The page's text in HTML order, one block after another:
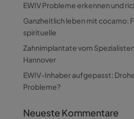
EWIV Probleme erkennen und
Ganzheitlich leben mit cocamo:
spirituelle
Zahnimplantate vom
Hannover
EWIV-Inhaber aufgepasst:
Probleme?
Neueste Kommentare